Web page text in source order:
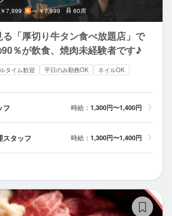
7,999 ～￥7,999 60席
「厚切り牛タン食べ放題店」で
％が飲食、焼肉未経験者です♪
タイム歓迎 平日のみ勤務OK
ネイルOK
フ 時給： 1,300円〜1,400円
スタッフ 時給： 1,300円〜1,400円